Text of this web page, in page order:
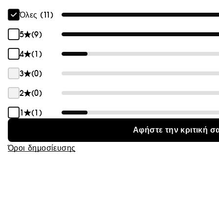
Όλες (11)
5
(9)
4
(1)
3
(0)
2
(0)
1
(1)
Αφήστε την κριτική
Όροι δημοσίευσης